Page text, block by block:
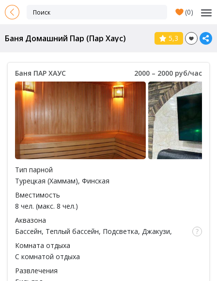
(0)
Баня Домашний Пар (Пар Хаус) 5,3
Баня ПАР ХАУС 2000 – 2000 руб/час
Тип парной
Турецкая (Хаммам), Финская
Вместимость
8 чел. (макс. 8 чел.)
Аквазона
Бассейн, Теплый бассейн, Подсветка, Джакузи,
Комната отдыха
С комнатой отдыха
Развлечения